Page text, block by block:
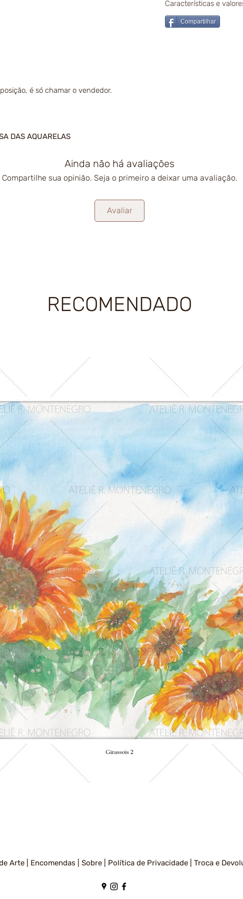
é só chamar o vendedor.
DAS AQUARELAS
Ainda não há avaliações
Compartilhe sua opinião. Seja o primeiro a deixar uma avaliação.
Avaliar
Características e
Compartilhar
RECOMENDADO
Arte | Encomendas | Sobre | Política de Privacidade| Troca e